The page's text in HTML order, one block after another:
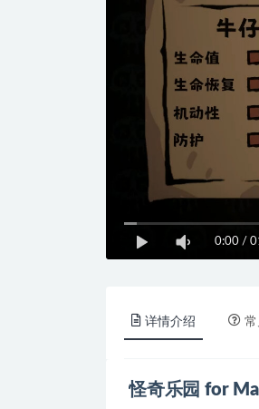
0:00 /
详情介绍 常
怪奇乐园 for